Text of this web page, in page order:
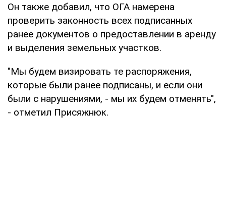
Он также добавил, что ОГА намерена
проверить законность всех подписанных
ранее документов о предоставлении в аренду
и выделения земельных участков.
"Мы будем визировать те распоряжения,
которые были ранее подписаны, и если они
были с нарушениями, - мы их будем отменять",
- отметил Присяжнюк.